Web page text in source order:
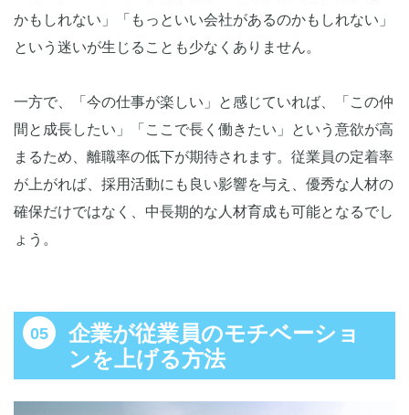
かもしれない」「もっといい会社があるのかもしれない」
という迷いが生じることも少なくありません。
一方で、「今の仕事が楽しい」と感じていれば、「この仲
間と成長したい」「ここで長く働きたい」という意欲が高
まるため、離職率の低下が期待されます。従業員の定着率
が上がれば、採用活動にも良い影響を与え、優秀な人材の
確保だけではなく、中長期的な人材育成も可能となるでし
ょう。
企業が従業員のモチベーショ
ンを上げる方法